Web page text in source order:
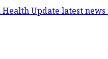
Updatelatest